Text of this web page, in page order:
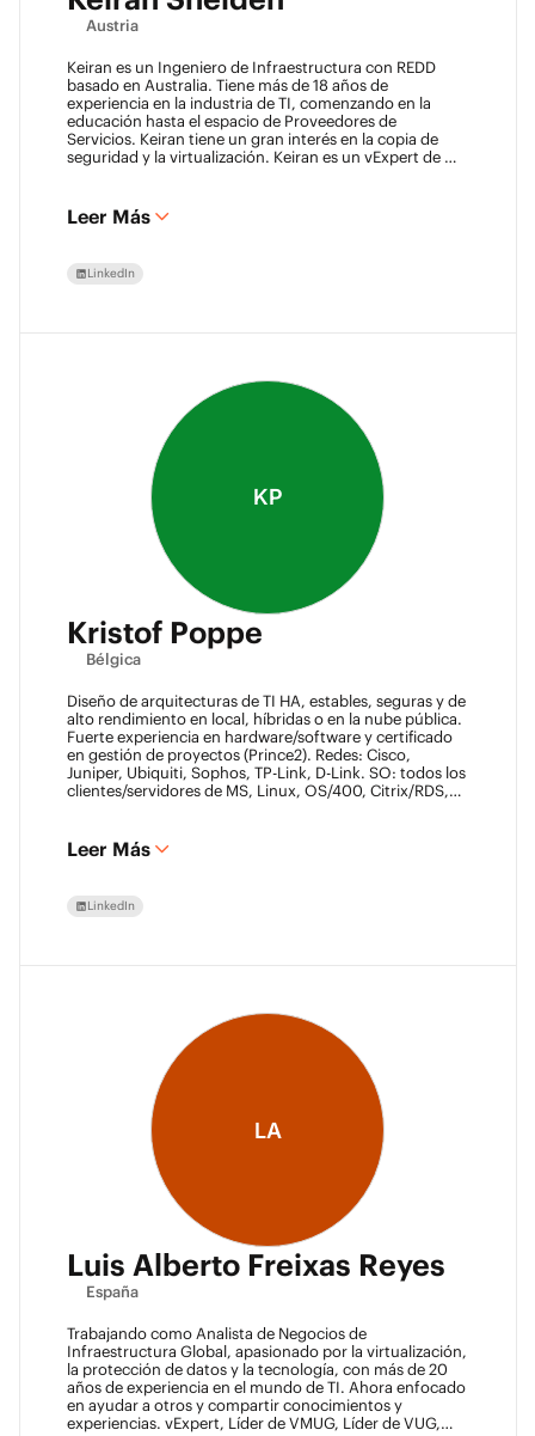
Austria
Keiran es un Ingeniero de Infraestructura con REDD
basado en Australia. Tiene más de 18 años de
experiencia en la industria de TI, comenzando en la
educación hasta el espacio de Proveedores de
Servicios. Keiran tiene un gran interés en la copia de
seguridad y la virtualización. Keiran es un vExpert de 11
Leer Más
LinkedIn
KP
Kristof Poppe
Bélgica
Diseño de arquitecturas de TI HA, estables, seguras y de
alto rendimiento en local, híbridas o en la nube pública.
Fuerte experiencia en hardware/software y certificado
en gestión de proyectos (Prince2). Redes: Cisco,
Juniper, Ubiquiti, Sophos, TP-Link, D-Link. SO: todos los
clientes/servidores de MS, Linux, OS/400, Citrix/RDS,
años). Certificado Datacore, Veeam VMCE/VMCA (más
de 15 años), ITIL & Prince2. M365, Intune & Entra, MS-
ESET, Sophos, McAfee, TrendMicro, Crowdstrike, CA,
Veeam. Programación: VB6, LabView, Ensamblador
Leer Más
LinkedIn
LA
Luis Alberto Freixas Reyes
España
Trabajando como Analista de Negocios de
Infraestructura Global, apasionado por la virtualización,
la protección de datos y la tecnología, con más de 20
años de experiencia en el mundo de TI. Ahora enfocado
en ayudar a otros y compartir conocimientos y
experiencias. vExpert, Líder de VMUG, Líder de VUG,